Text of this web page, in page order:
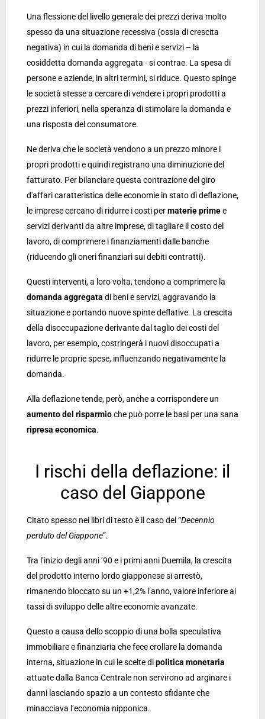
Una flessione del livello generale dei prezzi deriva molto
spesso da una situazione recessiva (ossia di crescita
negativa) in cui la domanda di beni e servizi – la
cosiddetta domanda aggregata - si contrae. La spesa di
persone e aziende, in altri termini, si riduce. Questo spinge
le società stesse a cercare di vendere i propri prodotti a
prezzi inferiori, nella speranza di stimolare la domanda e
una risposta del consumatore.
Ne deriva che le società vendono a un prezzo minore i
propri prodotti e quindi registrano una diminuzione del
fatturato. Per bilanciare questa contrazione del giro
d'affari caratteristica delle economie in stato di deflazione,
le imprese cercano di ridurre i costi permaterieprimee
servizi derivanti da altre imprese, di tagliare il costo del
lavoro, di comprimere i finanziamenti dalle banche
(riducendo gli oneri finanziari sui debiti contratti).
Questi interventi, a loro volta, tendono a comprimere la
domanda aggregata di beni e servizi, aggravando la
situazione e portando nuove spinte deflative. La crescita
della disoccupazione derivante dal taglio dei costi del
lavoro, per esempio, costringerà i nuovi disoccupati a
ridurre le proprie spese, influenzando negativamente la
domanda.
Alla deflazione tende, però, anche a corrispondere un
aumento del risparmioche può porre le basi per una sana
ripresa economica.
I rischi della deflazione: il
caso del Giappone
Citato spesso nei libri di testo è il caso del “Decennio
perduto del Giappone”.
Tra l’inizio degli anni ’90 e i primi anni Duemila, la crescita
del prodotto interno lordo giapponese si arrestò,
rimanendo bloccato su un +1,2% l’anno, valore inferiore ai
tassi di sviluppo delle altre economie avanzate.
Questo a causa dello scoppio di una bolla speculativa
immobiliare e finanziaria che fece crollare la domanda
interna, situazione in cui le scelte dipolitica monetaria
attuate dalla Banca Centrale non servirono ad arginare i
danni lasciando spazio a un contesto sfidante che
minacciava l’economia nipponica.